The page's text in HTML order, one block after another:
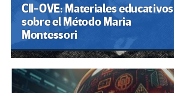
CII-OVE: Materiales educativos
sobre el Método Maria
Montessori